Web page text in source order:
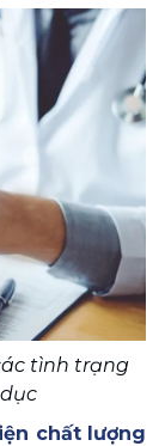
tình trạng
chất lượng